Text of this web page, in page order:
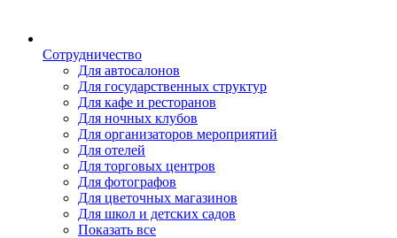
Сотрудничество
Для автосалонов
Для государственных структур
Для кафе и ресторанов
Для ночных клубов
Для организаторов мероприятий
Для отелей
Для торговых центров
Для фотографов
Для цветочных магазинов
Для школ и детских садов
Показать все